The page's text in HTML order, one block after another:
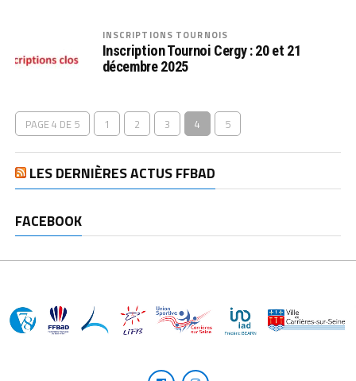
INSCRIPTIONS TOURNOIS
Inscription Tournoi Cergy : 20 et 21
décembre 2025
PAGE 4 DE 5 1 2 3 4 5
LES DERNIÈRES ACTUS FFBAD
FACEBOOK